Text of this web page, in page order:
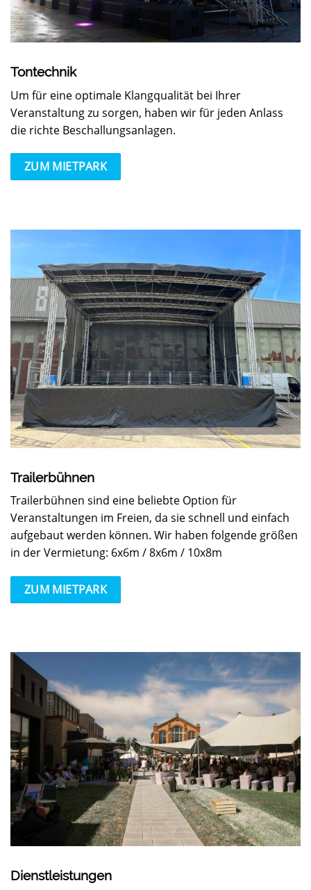
Tontechnik
Um für eine optimale Klangqualität bei Ihrer
Veranstaltung zu sorgen, haben wir für jeden Anlass
die richte Beschallungsanlagen.
ZUM MIETPARK
Trailerbühnen
Trailerbühnen sind eine beliebte Option für
Veranstaltungen im Freien, da sie schnell und einfach
aufgebaut werden können. Wir haben folgende größen
in der Vermietung: 6x6m / 8x6m / 10x8m
ZUM MIETPARK
Dienstleistungen